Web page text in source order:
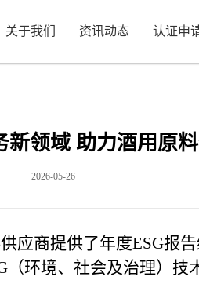
关于我们 资讯动态 认证申
新领域 助力酒用原
2026-05-26
应商提供了年度ESG报
环境、社会及治理）